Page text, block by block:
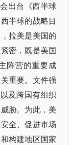
出台《西半球
半球的战略目
拉美是美国的
密，既是美国
阵营的重要成
重要。文件强
及跨国有组织
胁。为此，美
全、促进市场
构建地区国家